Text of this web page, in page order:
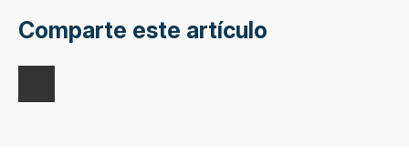
Comparte este artículo